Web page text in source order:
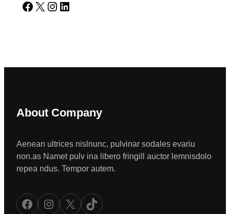
Facebook X Instagram LinkedIn
About Company
Aenean ultrices nislnunc, pulvinar sodales evariu
non.as Namet pulv ina libero fringill auctor lemnisdolo
repea ndus. Tempor autem.
Facebook Instagram X TikTok